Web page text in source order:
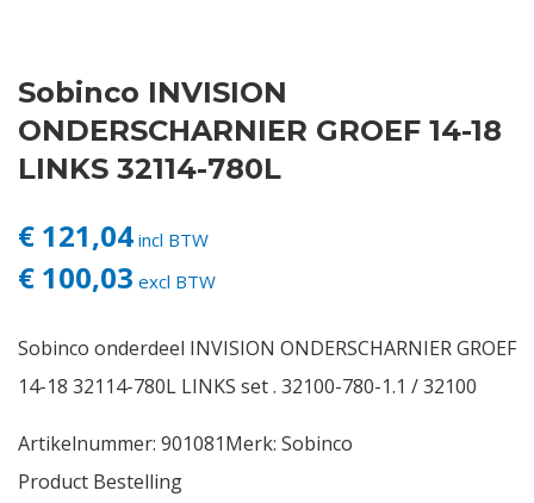
Login
Vacatures
Sobinco INVISION
ONDERSCHARNIER GROEF 14-18
LINKS 32114-780L
€ 121,04 incl BTW
€ 100,03 excl BTW
Sobinco onderdeel INVISION ONDERSCHARNIER GROEF
14-18 32114-780L LINKS set . 32100-780-1.1 / 32100
Artikelnummer: 901081Merk: Sobinco
Product Bestelling